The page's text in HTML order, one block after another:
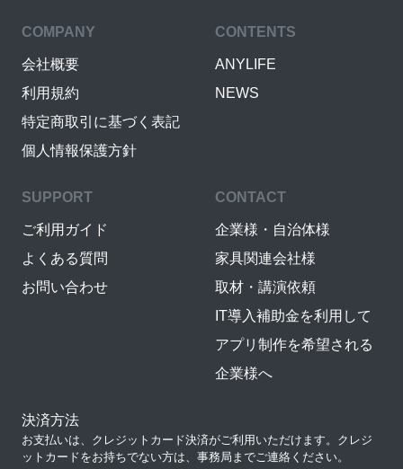
COMPANY
会社概要
利用規約
特定商取引に基づく表記
個人情報保護方針
CONTENTS
ANYLIFE
NEWS
SUPPORT
ご利用ガイド
よくある質問
お問い合わせ
CONTACT
企業様・自治体様
家具関連会社様
取材・講演依頼
IT導入補助金を利用して
アプリ制作を希望される
企業様へ
決済方法
お支払いは、クレジットカード決済がご利用いただけます。クレジ
ットカードをお持ちでない方は、事務局までご連絡ください。